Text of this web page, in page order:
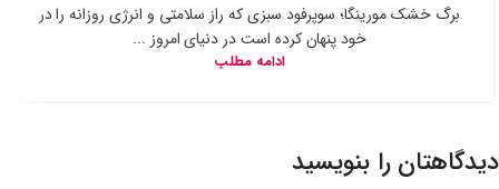
برگ خشک مورینگا؛ سوپرفود سبزی که راز سلامتی و انرژی روزانه را در
خود پنهان کرده است در دنیای امروز ...
ادامه مطلب
دیدگاهتان را بنویسید